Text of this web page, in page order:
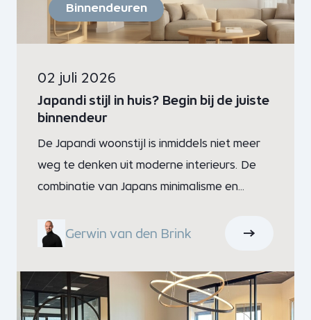
Binnendeuren
02 juli 2026
Japandi stijl in huis? Begin bij de juiste
binnendeur
De Japandi woonstijl is inmiddels niet meer
weg te denken uit moderne interieurs. De
combinatie van Japans minimalisme en
rustige, tijdloze uitstraling waarin licht en
eenvoud centraal staan.
Gerwin van den Brink